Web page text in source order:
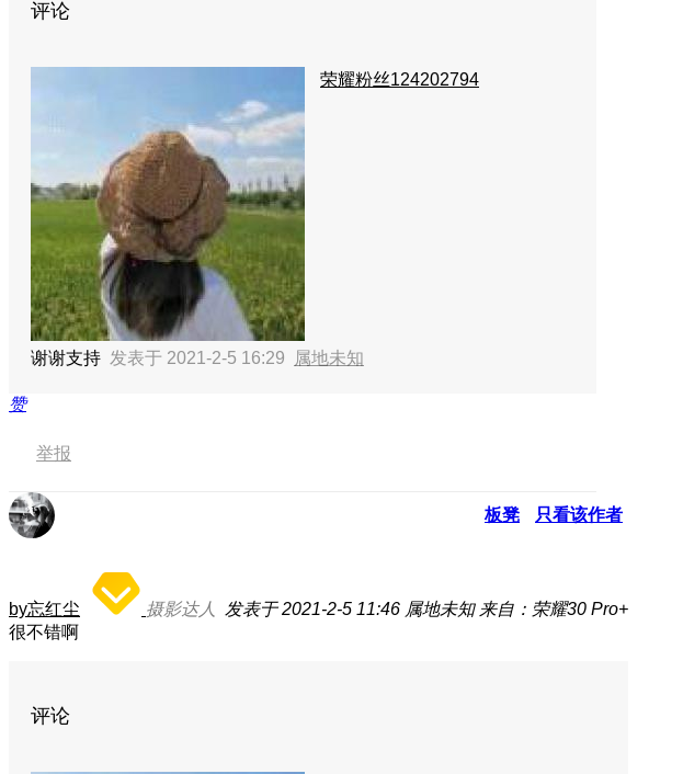
评论
荣耀粉丝124202794
谢谢支持 发表于 2021-2-5 16:29 属地未知
赞
举报
板凳 只看该作者
by忘红尘 摄影达人 发表于 2021-2-5 11:46 属地未知 来自：荣耀30 Pro+
很不错啊
评论